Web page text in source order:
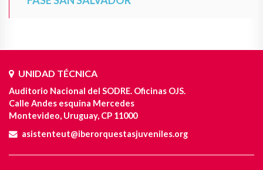
UNIDAD TÉCNICA
Auditorio Nacional del SODRE. Oficinas OJS.
Calle Andes esquina Mercedes
Montevideo, Uruguay, CP 11000
asistenteut@iberorquestasjuveniles.org